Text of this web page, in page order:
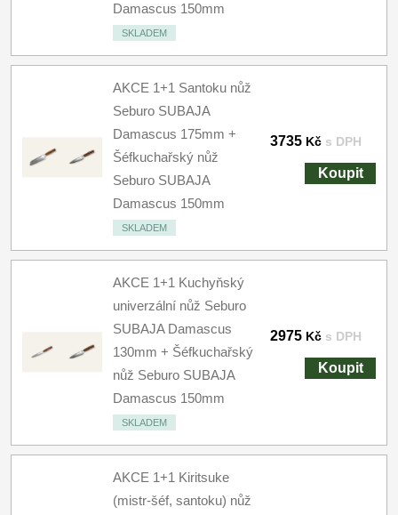
Damascus 150mm
SKLADEM
AKCE 1+1 Santoku nůž
Seburo SUBAJA
Damascus 175mm +
Šéfkuchařský nůž
Seburo SUBAJA
Damascus 150mm
SKLADEM
3735 Kč s DPH
Koupit
AKCE 1+1 Kuchyňský
univerzální nůž Seburo
SUBAJA Damascus
130mm + Šéfkuchařský
nůž Seburo SUBAJA
Damascus 150mm
SKLADEM
2975 Kč s DPH
Koupit
AKCE 1+1 Kiritsuke
(mistr-šéf, santoku) nůž